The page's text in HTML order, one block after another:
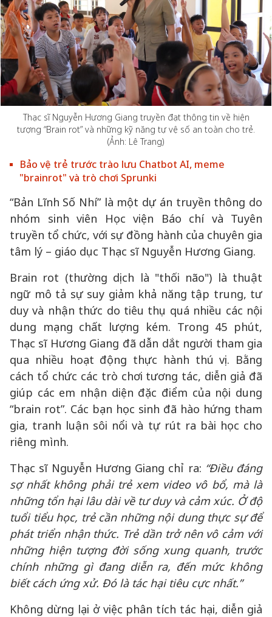
Thạc sĩ Nguyễn Hương Giang truyền đạt thông tin về hiện
tượng “Brain rot” và những kỹ năng tự vệ số an toàn cho trẻ.
(Ảnh: Lê Trang)
Bảo vệ trẻ trước trào lưu Chatbot AI, meme
"brainrot" và trò chơi Sprunki
“Bản Lĩnh Số Nhí” là một dự án truyền thông do
nhóm sinh viên Học viện Báo chí và Tuyên
truyền tổ chức, với sự đồng hành của chuyên gia
tâm lý – giáo dục Thạc sĩ Nguyễn Hương Giang.
Brain rot (thường dịch là "thối não") là thuật
ngữ mô tả sự suy giảm khả năng tập trung, tư
duy và nhận thức do tiêu thụ quá nhiều các nội
dung mạng chất lượng kém. Trong 45 phút,
Thạc sĩ Hương Giang đã dẫn dắt người tham gia
qua nhiều hoạt động thực hành thú vị. Bằng
cách tổ chức các trò chơi tương tác, diễn giả đã
giúp các em nhận diện đặc điểm của nội dung
“brain rot”. Các bạn học sinh đã hào hứng tham
gia, tranh luận sôi nổi và tự rút ra bài học cho
riêng mình.
Thạc sĩ Nguyễn Hương Giang chỉ ra: “Điều đáng
sợ nhất không phải trẻ xem video vô bổ, mà là
những tổn hại lâu dài về tư duy và cảm xúc. Ở độ
tuổi tiểu học, trẻ cần những nội dung thực sự để
phát triển nhận thức. Trẻ dần trở nên vô cảm với
những hiện tượng đời sống xung quanh, trước
chính những gì đang diễn ra, đến mức không
biết cách ứng xử. Đó là tác hại tiêu cực nhất.”
Không dừng lại ở việc phân tích tác hại, diễn giả